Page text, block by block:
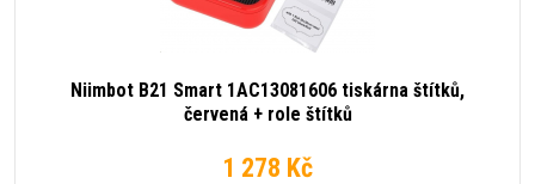
Niimbot B21 Smart 1AC13081606 tiskárna štítků,
červená + role štítků
1 278 Kč